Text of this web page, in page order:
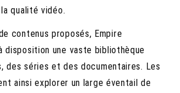
qualité vidéo.
contenus proposés, Empire
disposition une vaste bibliothèque
des séries et des documentaires. Les
ainsi explorer un large éventail de